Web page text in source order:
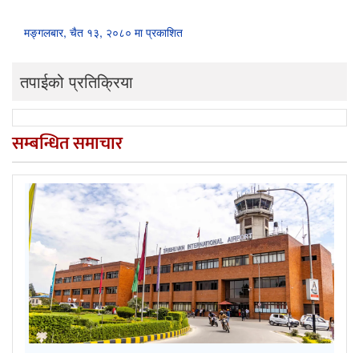
मङ्गलबार, चैत १३, २०८० मा प्रकाशित
तपाईको प्रतिक्रिया
सम्बन्धित समाचार